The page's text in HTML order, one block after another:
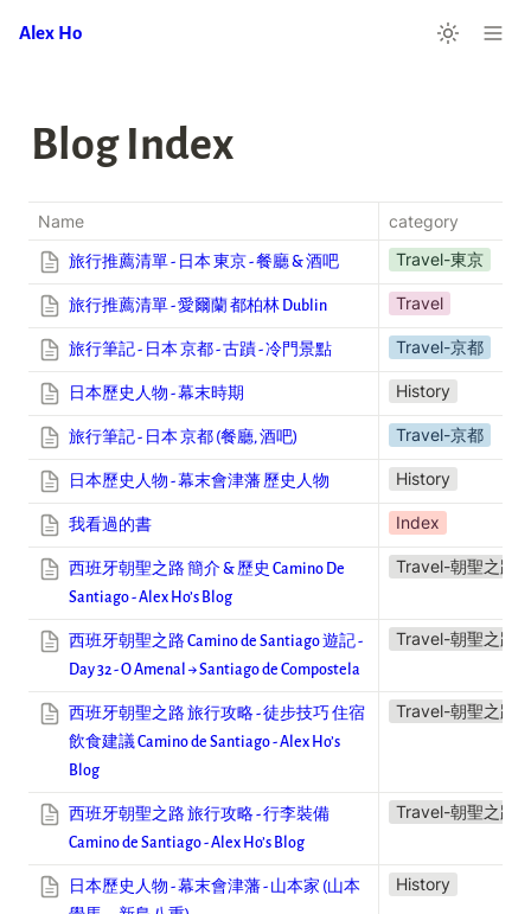
Alex Ho
Blog Index
Name category
旅行推薦清單 - 日本 東京 - 餐廳 & 酒吧 Travel-東京
旅行推薦清單 - 愛爾蘭 都柏林 Dublin Travel
旅行筆記 - 日本 京都 - 古蹟 - 冷門景點 Travel-京都
日本歷史人物 - 幕末時期 History
旅行筆記 - 日本 京都 (餐廳, 酒吧) Travel-京都
日本歷史人物 - 幕末會津藩 歷史人物 History
我看過的書 Index
西班牙朝聖之路 簡介 & 歷史 Camino De
Santiago - Alex Ho’s Blog
Travel-朝聖之路
西班牙朝聖之路 Camino de Santiago 遊記 -
Day 32 - O Amenal → Santiago de Compostela
Travel-朝聖之路
西班牙朝聖之路 旅行攻略 - 徒步技巧 住宿
飲食建議 Camino de Santiago - Alex Ho’s
Blog
Travel-朝聖之路
西班牙朝聖之路 旅行攻略 - 行李裝備
Camino de Santiago - Alex Ho’s Blog
Travel-朝聖之路
日本歷史人物 - 幕末會津藩 - 山本家 (山本
History